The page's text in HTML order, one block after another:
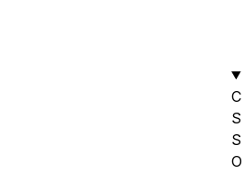
C
S
S
O